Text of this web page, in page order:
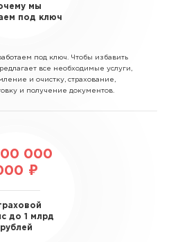
мы
под ключ
под ключ. Чтобы избавить
все необходимые услуги,
и очистку, страхование,
и получение документов.
000
₽
до 1 млрд
рублей